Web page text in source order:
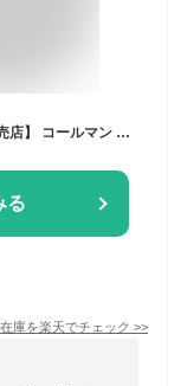
【当店限定 エントリーで最大12倍】【公認販売店】 コールマン リュック キッズ 子供 男の子 女の子 通学 大容量 Coleman ランドセルリュック ランドセル型 リュックサック 小学生 ランリュック 軽量 丈夫 こども A4 16L WALKER ウォーカーウィズ
る
庫を楽天でチェック >>